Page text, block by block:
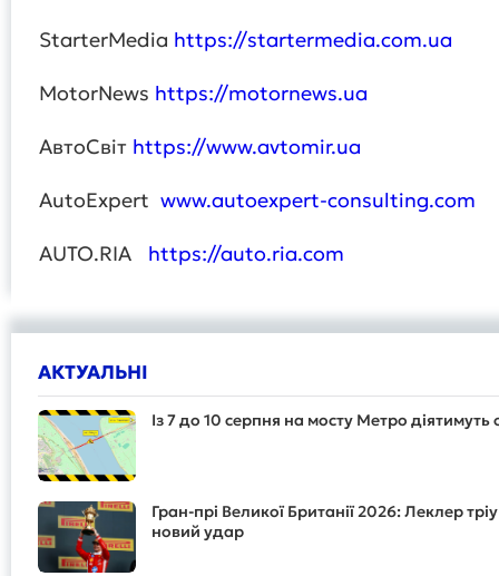
StarterMedia https://startermedia.com.ua
MotorNews https://motornews.ua
АвтоСвіт https://www.avtomir.ua
AutoExpert www.autoexpert-consulting.com
AUTO.RIA https://auto.ria.com
АКТУАЛЬНІ
Із 7 до 10 серпня на мосту Метро
Гран-прі Великої Британії 2026: Леклер
новий удар